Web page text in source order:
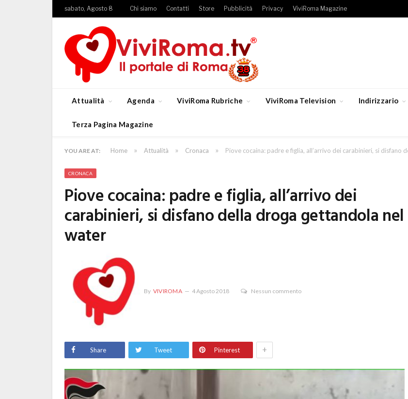
sabato, Agosto 8 Chi siamo Contatti Store Pubblicità Privacy ViviRoma Magazine
Attualità Agenda ViviRoma Rubriche ViviRoma Television Indirizzario
Terza Pagina Magazine
YOU ARE AT: Home » Attualità » Cronaca » Piove cocaina: padre e figlia, all’arrivo dei carabinieri, si disfano
CRONACA
Piove cocaina: padre e figlia, all’arrivo dei
carabinieri, si disfano della droga gettandola nel
water
By VIVIROMA 4 Agosto 2018 Nessun commento
Share Tweet Pinterest +